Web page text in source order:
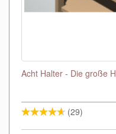
Acht Halter - Die große
(29)